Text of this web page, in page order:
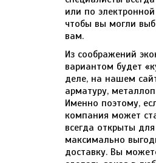
или по
чтобы вы могли
вам.
Из соображений
вариантом будет
деле, на нашем
арматуру,
Именно поэтому,
компания может
всегда открыты
максимально
доставку. Вы